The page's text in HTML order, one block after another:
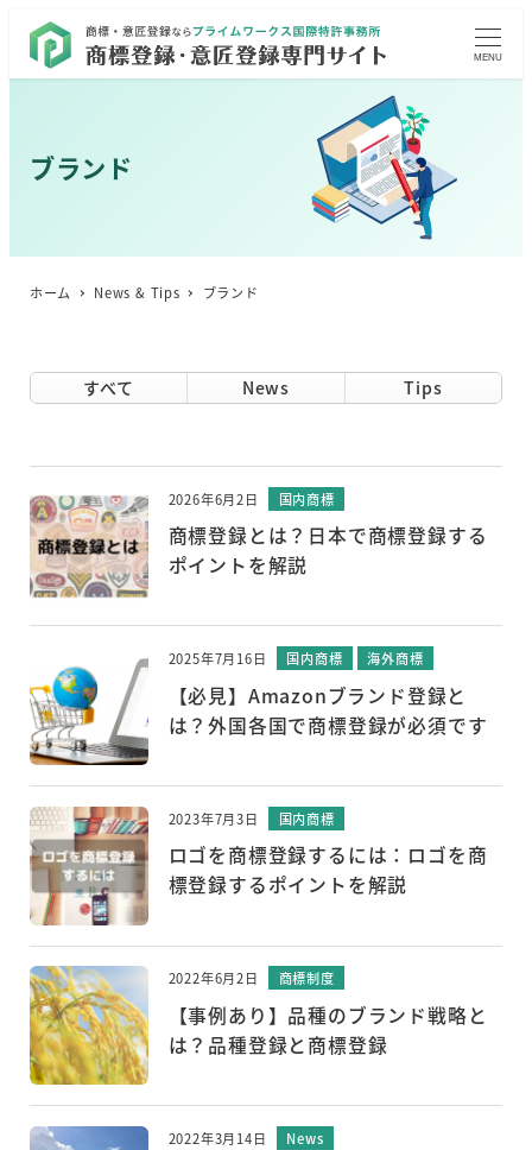
MENU
ブランド
ホーム News & Tips ブランド
すべて News Tips
商標登録とは？日本で商標登録する
ポイントを解説
2026年6月2日 国内商標
【必見】Amazonブランド登録と
は？外国各国で商標登録が必須です
2025年7月16日 国内商標 海外商標
ロゴを商標登録するには：ロゴを商
標登録するポイントを解説
2023年7月3日 国内商標
【事例あり】品種のブランド戦略と
は？品種登録と商標登録
2022年6月2日 商標制度
2022年3月14日 News